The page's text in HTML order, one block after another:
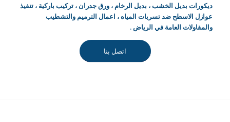
ديكورات بديل الخشب ، بديل الرخام ، ورق جدران ، تركيب باركية ، تنفيذ
عوازل الاسطح ضد تسربات المياه ، اعمال الترميم والتشطيب
والمقاولات العامة في الرياض .
اتصل بنا